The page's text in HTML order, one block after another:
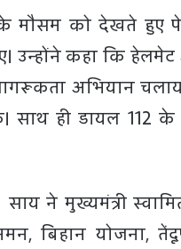
के मौसम को देखते हुए
उन्होंने कहा कि
अभियान
ही डायल 112 के
ने मुख्यमंत्री
बिहान योजना,